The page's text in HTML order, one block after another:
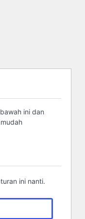
ini dan
ini nanti.